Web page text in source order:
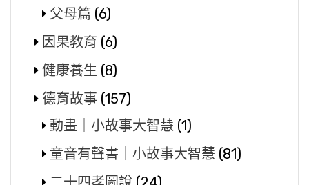
父母篇 (6)
因果教育 (6)
健康養生 (8)
德育故事 (157)
動畫｜小故事大智慧 (1)
童音有聲書｜小故事大智慧 (81)